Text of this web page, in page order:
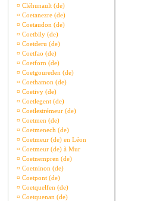
¤ Cléhunault (de)
¤ Coetanezre (de)
¤ Coetaudon (de)
¤ Coetbily (de)
¤ Coetderu (de)
¤ Coetfao (de)
¤ Coetforn (de)
¤ Coetgoureden (de)
¤ Coethamon (de)
¤ Coetivy (de)
¤ Coetlegent (de)
¤ Coetlestrémeur (de)
¤ Coetmen (de)
¤ Coetmenech (de)
¤ Coetmeur (de) en Léon
¤ Coetmeur (de) à Mur
¤ Coetnempren (de)
¤ Coetninon (de)
¤ Coetpont (de)
¤ Coetquelfen (de)
¤ Coetquenan (de)